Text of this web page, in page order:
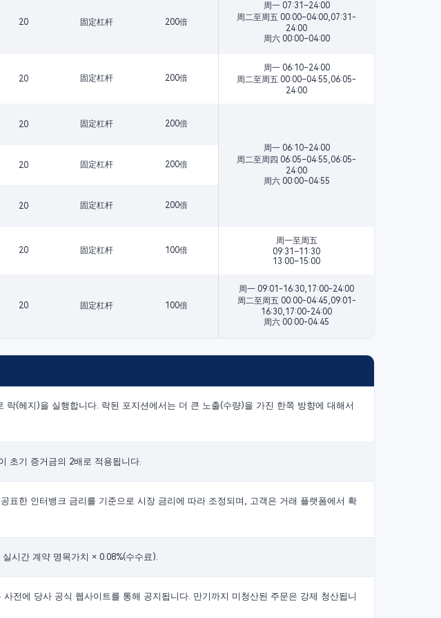
20 固定杠杆 200倍
周一 07:31–24:00
周二至周五 00:00–04:00,07:31-
24:00
周六 00:00–04:00
20 固定杠杆 200倍
周一 06:10–24:00
周二至周五 00:00–04:55,06:05-
24:00
20 固定杠杆 200倍
周一 06:10–24:00
周二至周四 06:05–04:55,06:05-
24:00
周六 00:00–04:55
20 固定杠杆 200倍
20 固定杠杆 200倍
20 固定杠杆 100倍
周一至周五
09:31–11:30
13:00–15:00
20 固定杠杆 100倍
周一 09:01-16:30,17:00-24:00
周二至周五 00:00-04:45,09:01-
16:30,17:00-24:00
周六 00:00-04:45
(헤지)을 실행합니다. 락된 포지션에서는 더 큰 노출(수량)을 가진 한쪽 방향에 대해서
초기 증거금의 2배로 적용됩니다.
표한 인터뱅크 금리를 기준으로 시장 금리에 따라 조정되며, 고객은 거래 플랫폼에서 확
시간 계약 명목가치 × 0.08%(수수료).
전에 당사 공식 웹사이트를 통해 공지됩니다. 만기까지 미청산된 주문은 강제 청산됩니